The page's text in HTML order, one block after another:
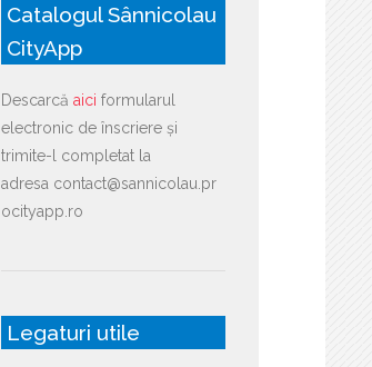
Catalogul Sânnicolau
CityApp
Descarcă aici formularul
electronic de înscriere și
trimite-l completat la
adresa contact@sannicolau.pr
ocityapp.ro
Legaturi utile